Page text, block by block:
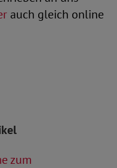
auch gleich online
zum